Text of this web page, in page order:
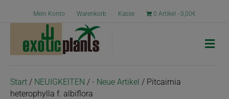
Mein Konto Warenkorb Kasse 0 Artikel 0,00€
N
a
Start / NEUIGKEITEN / - Neue Artikel / Pitcairnia
heterophylla f. albiflora